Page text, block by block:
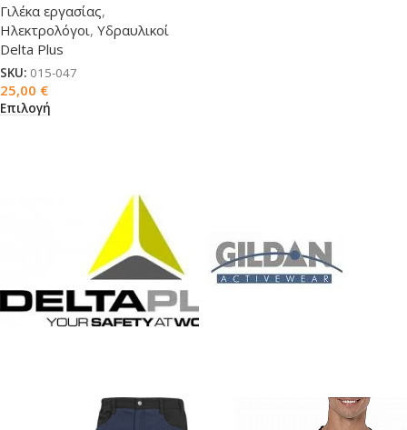
Γιλέκα εργασίας,
Ηλεκτρολόγοι, Υδραυλικοί
Delta Plus
SKU: 015-047
25,00 €
Επιλογή